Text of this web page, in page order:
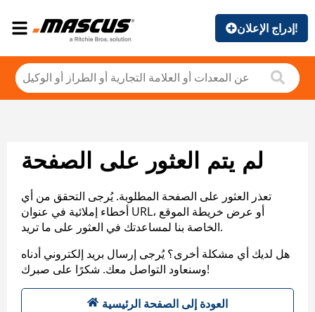
إدراج الإعلان!
لم يتم العثور على الصفحة
تعذر العثور على الصفحة المطلوبة. يُرجى التحقق من أي
أخطاء إملائية في عنوان URL، أو عرض خريطة الموقع
الخاصة بنا لمساعدتك في العثور على ما تريد.
هل لديك أي مشكلة أخرى؟ يُرجى إرسال بريد إلكتروني أدناه
وسنعاود التواصل معك. شكرًا على صبرك!
العودة إلى الصفحة الرئيسية